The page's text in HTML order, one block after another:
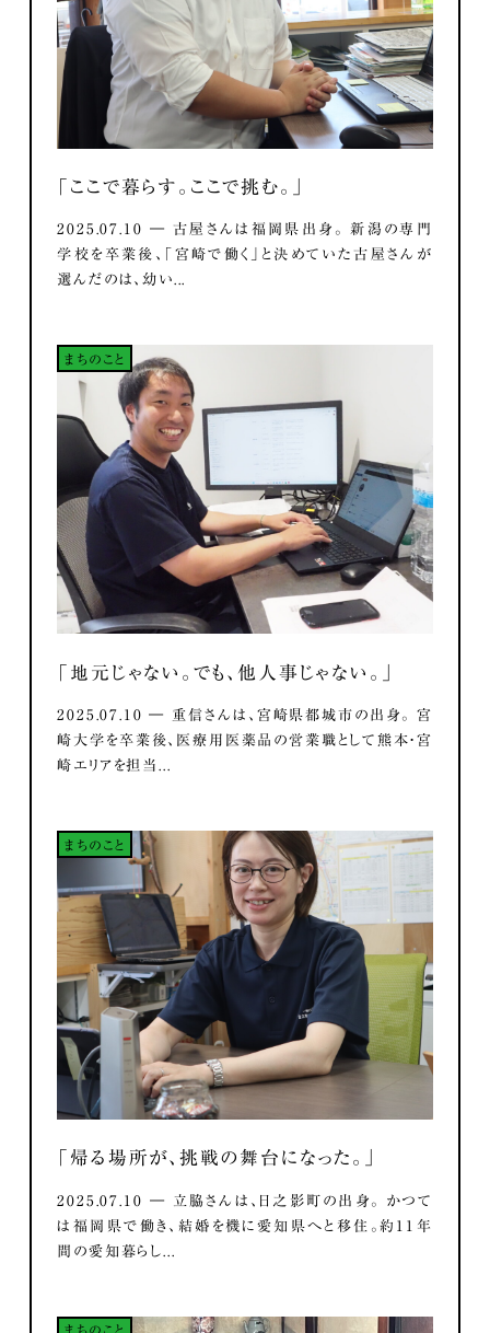
「ここで暮らす。ここで挑む。」
2025.07.10 ― 古屋さんは福岡県出身。 新潟の専門
学校を卒業後、「宮崎で働く」と決めていた古屋さんが
選んだのは、幼い...
まちのこと
「地元じゃない。でも、他人事じゃない。」
2025.07.10 ― 重信さんは、宮崎県都城市の出身。 宮
崎大学を卒業後、医療用医薬品の営業職として熊本・宮
崎エリアを担当...
まちのこと
「帰る場所が、挑戦の舞台になった。」
2025.07.10 ― 立脇さんは、日之影町の出身。 かつて
は福岡県で働き、結婚を機に愛知県へと移住。約11年
間の愛知暮らし...
まちのこと